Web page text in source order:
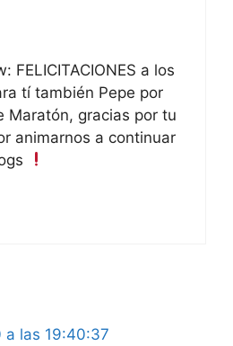
FELICITACIONES a los
tí también Pepe por
Maratón, gracias por tu
animarnos a continuar
a las 19:40:37